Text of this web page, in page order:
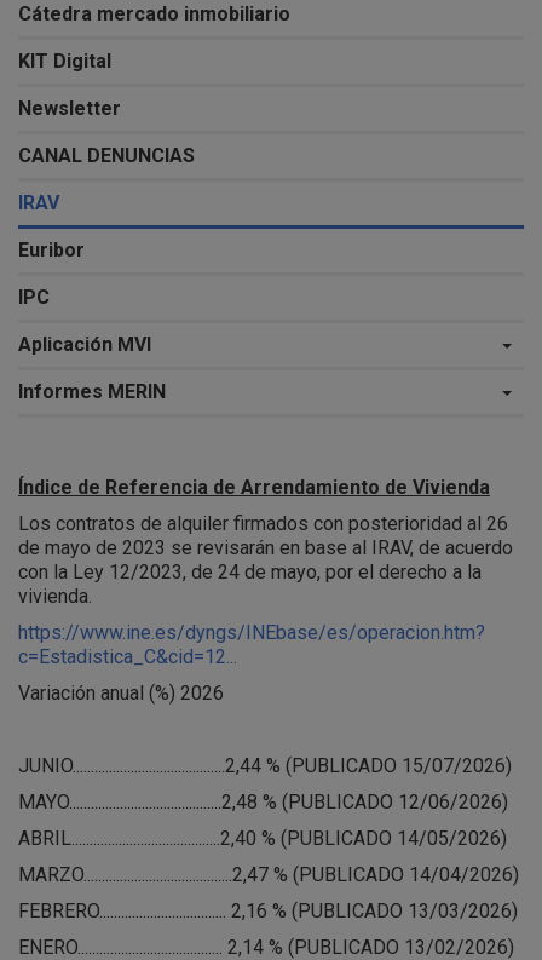
Cátedra mercado inmobiliario
KIT Digital
Newsletter
CANAL DENUNCIAS
IRAV
Euribor
IPC
Aplicación MVI
Informes MERIN
Índice de Referencia de Arrendamiento de Vivienda
Los contratos de alquiler firmados con posterioridad al 26
de mayo de 2023 se revisarán en base al IRAV, de acuerdo
con la Ley 12/2023, de 24 de mayo, por el derecho a la
vivienda.
https://www.ine.es/dyngs/INEbase/es/operacion.htm?
c=Estadistica_C&cid=12...
Variación anual (%) 2026
JUNIO..........................................2,44 % (PUBLICADO 15/07/2026)
MAYO..........................................2,48 % (PUBLICADO 12/06/2026)
ABRIL.........................................2,40 % (PUBLICADO 14/05/2026)
MARZO.........................................2,47 % (PUBLICADO 14/04/2026)
FEBRERO................................... 2,16 % (PUBLICADO 13/03/2026)
ENERO........................................ 2,14 % (PUBLICADO 13/02/2026)